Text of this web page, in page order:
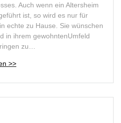
Auch wenn ein Altersheim
ist, so wird es nur für
echte zu Hause. Sie wünschen
in ihrem gewohntenUmfeld
zu…